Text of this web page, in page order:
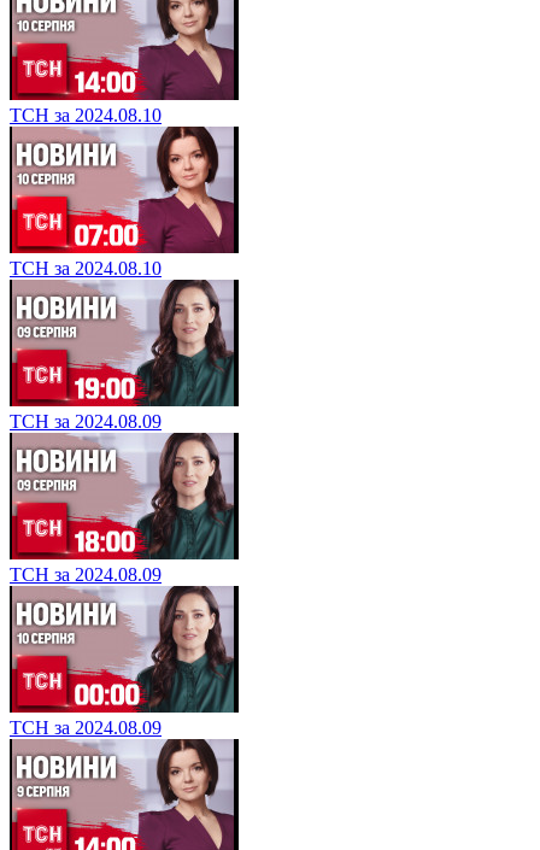
ТСН за 2024.08.10
ТСН за 2024.08.10
ТСН за 2024.08.09
ТСН за 2024.08.09
ТСН за 2024.08.09